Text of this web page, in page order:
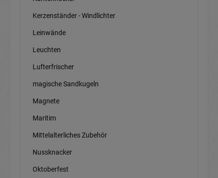
Kerzenständer - Windlichter
Leinwände
Leuchten
Lufterfrischer
magische Sandkugeln
Magnete
Maritim
Mittelalterliches Zubehör
Nussknacker
Oktoberfest